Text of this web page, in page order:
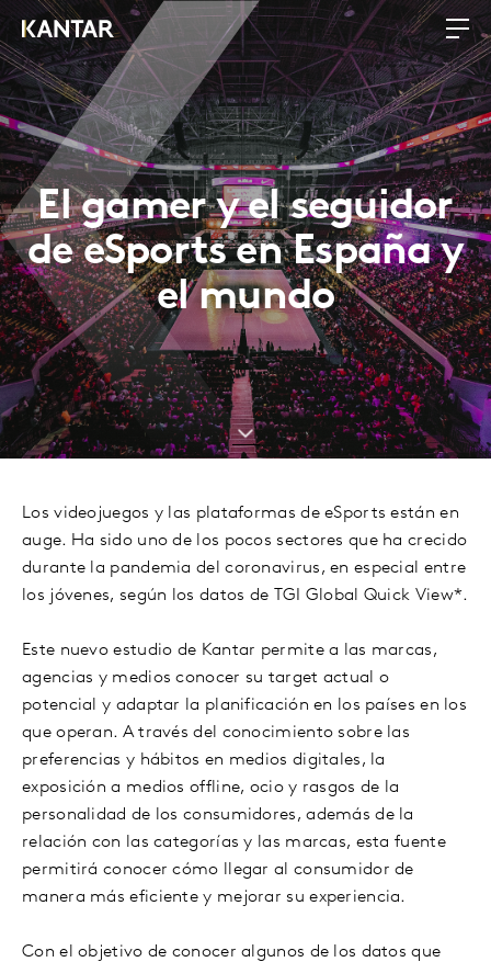
El gamer y el seguidor
de eSports en España y
el mundo
Los videojuegos y las plataformas de eSports están en
auge. Ha sido uno de los pocos sectores que ha crecido
durante la pandemia del coronavirus, en especial entre
los jóvenes, según los datos de TGI Global Quick View*.
Este nuevo estudio de Kantar permite a las marcas,
agencias y medios conocer su target actual o
potencial y adaptar la planificación en los países en los
que operan. A través del conocimiento sobre las
preferencias y hábitos en medios digitales, la
exposición a medios offline, ocio y rasgos de la
personalidad de los consumidores, además de la
relación con las categorías y las marcas, esta fuente
permitirá conocer cómo llegar al consumidor de
manera más eficiente y mejorar su experiencia.
Con el objetivo de conocer algunos de los datos que